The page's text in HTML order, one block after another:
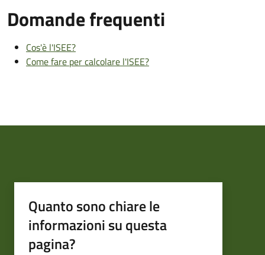
Domande frequenti
Cos'è l'ISEE?
Come fare per calcolare l'ISEE?
Quanto sono chiare le
informazioni su questa
pagina?